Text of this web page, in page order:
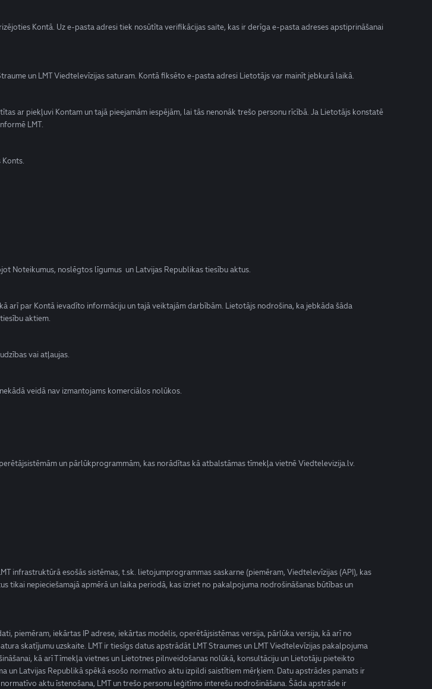
Kontā. Uz e-pasta adresi tiek nosūtīta verifikācijas saite, kas ir derīga e-pasta adreses apstiprināšanai
un LMT Viedtelevīzijas saturam. Kontā fiksēto e-pasta adresi Lietotājs var mainīt jebkurā laikā.
ar piekļuvi Kontam un tajā pieejamām iespējām, lai tās nenonāk trešo personu rīcībā. Ja Lietotājs konstatē
LMT.
Noteikumus, noslēgtos līgumus un Latvijas Republikas tiesību aktus.
par Kontā ievadīto informāciju un tajā veiktajām darbībām. Lietotājs nodrošina, ka jebkāda šāda
aktiem.
vai atļaujas.
veidā nav izmantojams komerciālos nolūkos.
un pārlūkprogrammām, kas norādītas kā atbalstāmas tīmekļa vietnē Viedtelevizija.lv.
infrastruktūrā esošās sistēmas, t.sk. lietojumprogrammas saskarne (piemēram, Viedtelevīzijas (API), kas
tikai nepieciešamajā apmērā un laika periodā, kas izriet no pakalpojuma nodrošināšanas būtības un
piemēram, iekārtas IP adrese, iekārtas modelis, operētājsistēmas versija, pārlūka versija, kā arī no
skatījumu uzskaite. LMT ir tiesīgs datus apstrādāt LMT Straumes un LMT Viedtelevīzijas pakalpojuma
kā arī Tīmekļa vietnes un Lietotnes pilnveidošanas nolūkā, konsultāciju un Lietotāju pieteikto
un Latvijas Republikā spēkā esošo normatīvo aktu izpildi saistītiem mērķiem. Datu apstrādes pamats ir
aktu īstenošana, LMT un trešo personu leģitīmo interešu nodrošināšana. Šāda apstrāde ir